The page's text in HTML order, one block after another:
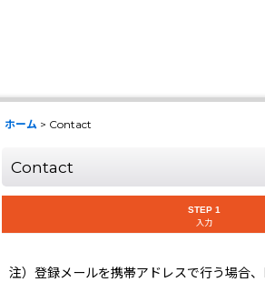
ホーム > Contact
Contact
STEP 1
入力
注）登録メールを携帯アドレスで行う場合